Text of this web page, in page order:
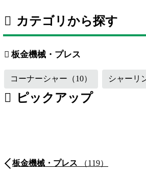
カテゴリから探す
板金機械・プレス
溶接機・周辺機器
板金機械・プレス
コーナーシャー （10） シャーリ
ピックアップ
板金機械・プレス （119）